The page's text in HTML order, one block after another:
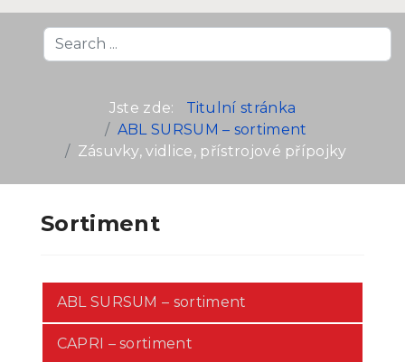
Search
...
Jste zde:
Titulní stránka
ABL SURSUM – sortiment
Zásuvky, vidlice, přístrojové přípojky
Sortiment
ABL SURSUM – sortiment
CAPRI – sortiment